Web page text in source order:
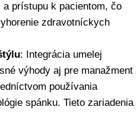
prístupu k pacientom, čo
zdravotníckych
: Integrácia umelej
výhody aj pre manažment
používania
spánku. Tieto zariadenia